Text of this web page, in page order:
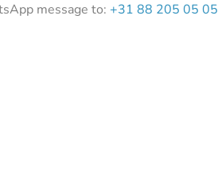
message to:+31 88 205 05 05